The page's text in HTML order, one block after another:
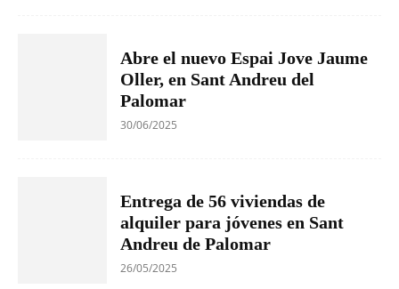
Abre el nuevo Espai Jove Jaume
Oller, en Sant Andreu del
Palomar
30/06/2025
Entrega de 56 viviendas de
alquiler para jóvenes en Sant
Andreu de Palomar
26/05/2025